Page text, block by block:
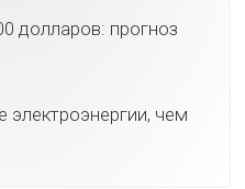
долларов: прогноз
чем